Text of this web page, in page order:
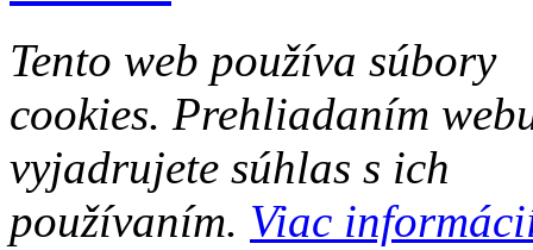
Tento web používa súbory
cookies. Prehliadaním
vyjadrujete súhlas s ich
používaním. Viac